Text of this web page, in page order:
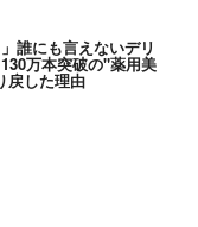
誰にも言えないデリ
万本突破の"薬用美
戻した理由